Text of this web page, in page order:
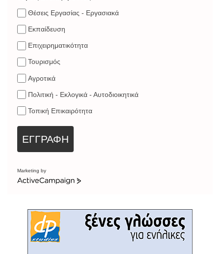
Θέσεις Εργασίας - Εργασιακά
Εκπαίδευση
Επιχειρηματικότητα
Τουρισμός
Αγροτικά
Πολιτική - Εκλογικά - Αυτοδιοικητικά
Τοπική Επικαιρότητα
ΕΓΓΡΑΦΗ
Marketing by